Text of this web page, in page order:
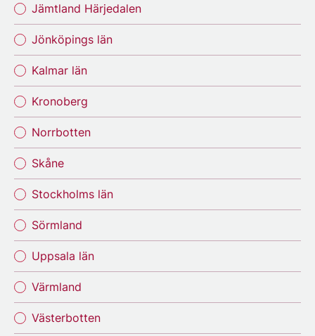
Jämtland Härjedalen
Jönköpings län
Kalmar län
Kronoberg
Norrbotten
Skåne
Stockholms län
Sörmland
Uppsala län
Värmland
Västerbotten